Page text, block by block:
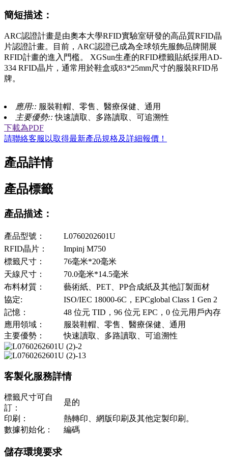
簡短描述：
ARC認證計畫是由奧本大學RFID實驗室研發的高品質RFID晶
片認證計畫。目前，ARC認證已成為全球領先服飾品牌開展
RFID計畫的進入門檻。 XGSun生產的RFID標籤貼紙採用AD-
334 RFID晶片，通常用於鞋盒或83*25mm尺寸的服裝RFID吊
牌。
應用:: 服裝鞋帽、零售、醫療保健、通用
主要優勢::快速讀取、多路讀取、可追溯性
下載為PDF
請聯絡客服以取得最新產品規格及詳細報價！
產品詳情
產品標籤
產品描述：
產品型號：
L0760202601U
RFID晶片：
Impinj M750
標籤尺寸：
76毫米*20毫米
天線尺寸：
70.0毫米*14.5毫米
布料材質：
藝術紙、PET、PP合成紙及其他訂製面材
協定:
ISO/IEC 18000-6C，EPCglobal Class 1 Gen 2
記憶：
48 位元 TID，96 位元 EPC，0 位元用戶內存
應用領域：
服裝鞋帽、零售、醫療保健、通用
主要優勢：
快速讀取、多路讀取、可追溯性
客製化服務詳情
標籤尺寸可自
訂：
是的
印刷：
熱轉印、網版印刷及其他定製印刷。
數據初始化：
編碼
儲存環境要求